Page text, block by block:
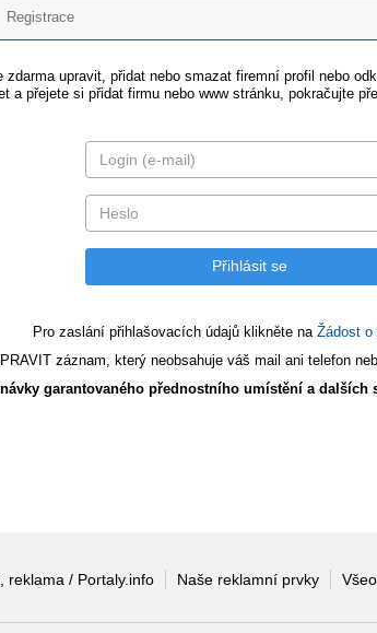
Registrace
zdarma upravit, přidat nebo smazat firemní profil nebo
a přejete si přidat firmu nebo www stránku, pokračujte
Pro zaslání přihlašovacích údajů klikněte na Žádost o
záznam, který neobsahuje váš mail ani telefon
garantovaného přednostního umístění a dalších
reklama / Portaly.info Naše reklamní prvky